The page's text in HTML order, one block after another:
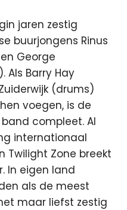
jaren zestig
buurjongens Rinus
George
Barry Hay
(drums)
voegen, is de
compleet. Al
internationaal
Twilight Zone breekt
In eigen land
als de meest
maar liefst zestig